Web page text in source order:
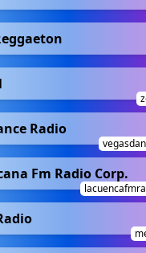
Radio
Fm Radio Corp.